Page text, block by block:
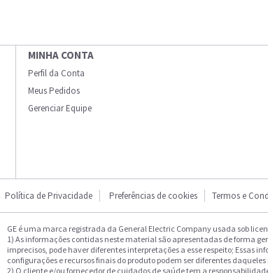
MINHA CONTA
Perfil da Conta
Meus Pedidos
Gerenciar Equipe
Política de Privacidade Preferências de cookies Termos e
GE é uma marca registrada da General Electric Company usada sob
1) As informações contidas neste material são apresentadas de forma
imprecisos, pode haver diferentes interpretações a esse respeito; Essas
configurações e recursos finais do produto podem ser diferentes
2) O cliente e/ou fornecedor de cuidados de saúde tem a